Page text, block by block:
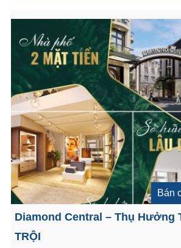
Bán
Diamond Central – Thụ Hưởng
TRỘI